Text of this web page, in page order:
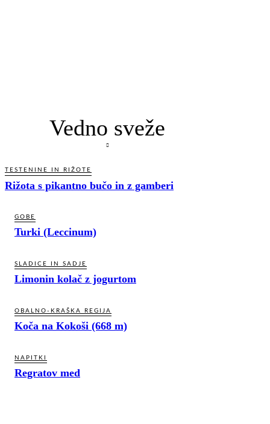
Vedno sveže
TESTENINE IN RIŽOTE
Rižota s pikantno bučo in z gamberi
GOBE
Turki (Leccinum)
SLADICE IN SADJE
Limonin kolač z jogurtom
OBALNO-KRAŠKA REGIJA
Koča na Kokoši (668 m)
NAPITKI
Regratov med